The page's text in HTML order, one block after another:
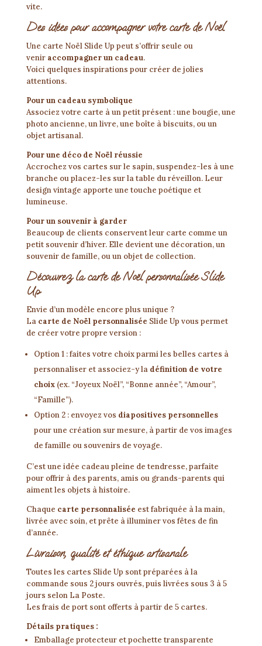
vite.
Des idées pour accompagner votre carte de Noël
Une carte Noël Slide Up peut s’offrir seule ou
venir accompagner un cadeau.
Voici quelques inspirations pour créer de jolies
attentions.
Pour un cadeau symbolique
Associez votre carte à un petit présent : une bougie, une
photo ancienne, un livre, une boîte à biscuits, ou un
objet artisanal.
Pour une déco de Noël réussie
Accrochez vos cartes sur le sapin, suspendez-les à une
branche ou placez-les sur la table du réveillon. Leur
design vintage apporte une touche poétique et
lumineuse.
Pour un souvenir à garder
Beaucoup de clients conservent leur carte comme un
petit souvenir d’hiver. Elle devient une décoration, un
souvenir de famille, ou un objet de collection.
Découvrez la carte de Noël personnalisée Slide
Up
Envie d’un modèle encore plus unique ?
Lacarte de Noël personnalisée Slide Up vous permet
de créer votre propre version :
Option 1 : faites votre choix parmi les belles cartes à
personnaliser et associez-y la définition de votre
choix(ex. “Joyeux Noël”, “Bonne année”, “Amour”,
“Famille”).
Option 2 : envoyez vos diapositives personnelles
pour une création sur mesure, à partir de vos images
de famille ou souvenirs de voyage.
C’est une idée cadeau pleine de tendresse, parfaite
pour offrir à des parents, amis ou grands-parents qui
aiment les objets à histoire.
Chaque carte personnalisée est fabriquée à la main,
livrée avec soin, et prête à illuminer vos fêtes de fin
d’année.
Livraison, qualité et éthique artisanale
Toutes les cartes Slide Up sont préparées à la
commande sous 2 jours ouvrés, puis livrées sous 3 à 5
jours selon La Poste.
Les frais de port sont offerts à partir de 5 cartes.
Détails pratiques :
Emballage protecteur et pochette transparente